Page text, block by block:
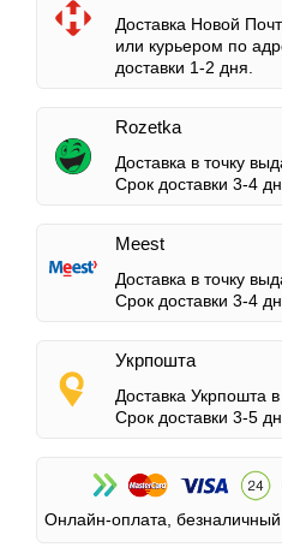
Доставка Новой
или курьером по
доставки 1-2 дня.
Rozetka
Доставка в точку
Срок доставки 3-4
Meest
Доставка в точку
Срок доставки 3-4
Укрпошта
Доставка Укрпошта
Срок доставки 3-5
Онлайн-оплата,